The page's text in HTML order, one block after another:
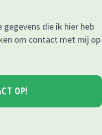
die ik hier heb
om contact met mij op